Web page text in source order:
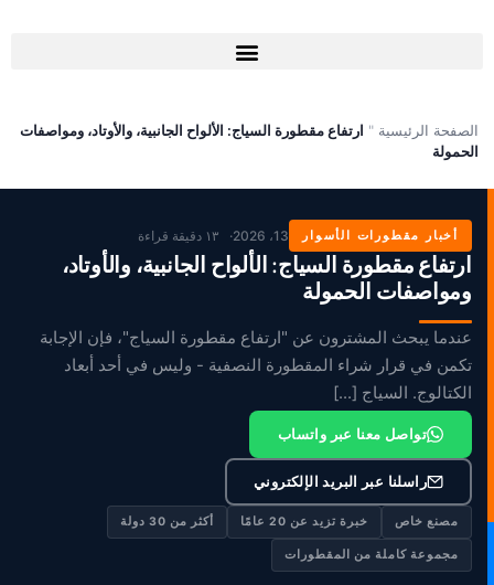
الصفحة الرئيسية " ارتفاع مقطورة السياج: الألواح الجانبية، والأوتاد، ومواصفات
الحمولة
أخبار مقطورات الأسوار 13، 2026 ١٣ دقيقة قراءة
ارتفاع مقطورة السياج: الألواح الجانبية، والأوتاد،
ومواصفات الحمولة
عندما يبحث المشترون عن "ارتفاع مقطورة السياج"، فإن الإجابة
تكمن في قرار شراء المقطورة النصفية - وليس في أحد أبعاد
الكتالوج. السياج [...]
تواصل معنا عبر واتساب
راسلنا عبر البريد الإلكتروني
مصنع خاص خبرة تزيد عن 20 عامًا أكثر من 30 دولة
مجموعة كاملة من المقطورات